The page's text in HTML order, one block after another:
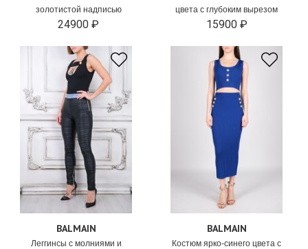
золотистой надписью
24900 ₽
цвета с глубоким вырезом
15900 ₽
BALMAIN
Леггинсы с молниями и
BALMAIN
Костюм ярко-синего цвета с